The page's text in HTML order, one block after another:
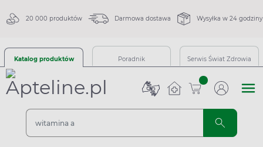
20 000 produktów Darmowa dostawa Wysyłka w 24 godziny
Katalog produktów Poradnik Serwis Świat Zdrowia
sztuk